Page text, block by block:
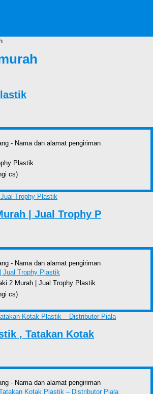
- Nama dan alamat pengiriman
Plastik
cs)
| Jual Trophy P
- Nama dan alamat pengiriman
2 Murah | Jual Trophy Plastik
cs)
, Tatakan Kotak
- Nama dan alamat pengiriman